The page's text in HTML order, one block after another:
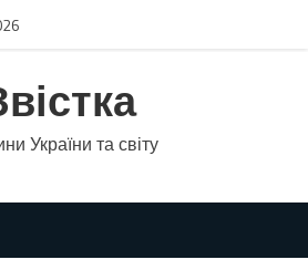
України та світу